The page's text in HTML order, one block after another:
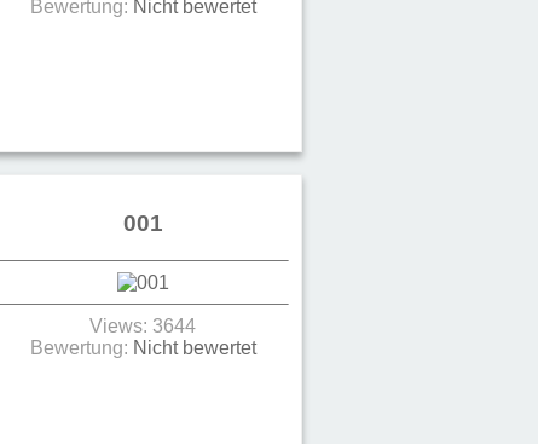
Bewertung: Nicht bewertet
001
Views: 3644
Bewertung: Nicht bewertet